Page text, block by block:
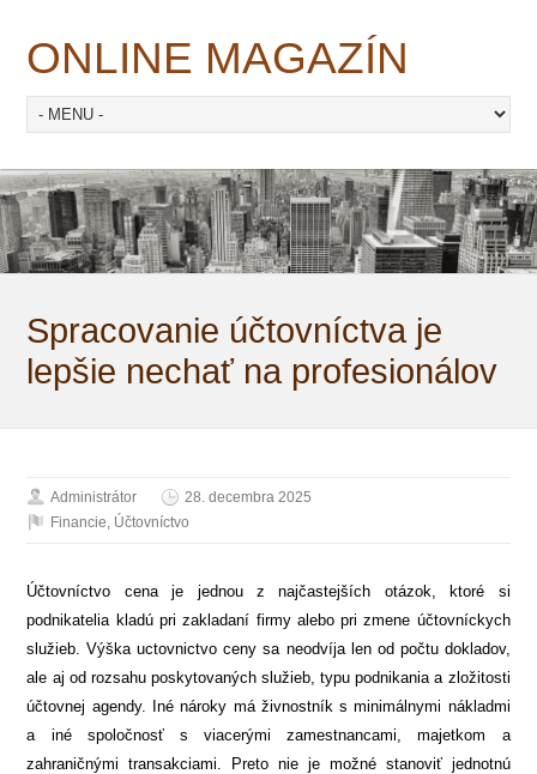
ONLINE MAGAZÍN
Spracovanie účtovníctva je
lepšie nechať na profesionálov
Administrátor
28. decembra 2025
Financie, Účtovníctvo
Účtovníctvo cena je jednou z najčastejších otázok, ktoré si
podnikatelia kladú pri zakladaní firmy alebo pri zmene účtovníckych
služieb. Výška uctovnictvo ceny sa neodvíja len od počtu dokladov,
ale aj od rozsahu poskytovaných služieb, typu podnikania a zložitosti
účtovnej agendy. Iné nároky má živnostník s minimálnymi nákladmi
a iné spoločnosť s viacerými zamestnancami, majetkom a
zahraničnými transakciami. Preto nie je možné stanoviť jednotnú